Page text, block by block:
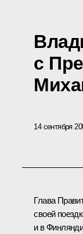
с
14 сентября
Глава
своей
и в